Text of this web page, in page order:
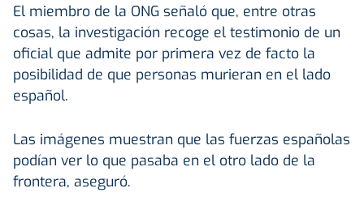
El miembro de la ONG señaló que, entre otras
cosas, la investigación recoge el testimonio de un
oficial que admite por primera vez de facto la
posibilidad de que personas murieran en el lado
español.
Las imágenes muestran que las fuerzas españolas
podían ver lo que pasaba en el otro lado de la
frontera, aseguró.